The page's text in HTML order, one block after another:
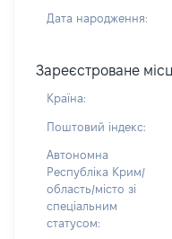
Дата народження:
Зареєстроване
Країна:
Поштовий індекс:
Автономна
Республіка Крим/
область/місто зі
спеціальним
статусом: